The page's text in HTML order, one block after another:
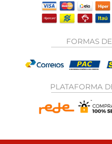
FORMAS
PLATAFORMA